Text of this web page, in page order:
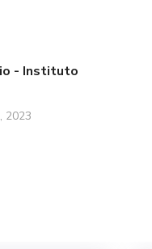
- Instituto
2023